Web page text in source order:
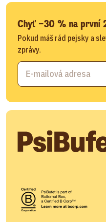
Chyť −30 % na první
Pokud máš rád pejsky a
zprávy.